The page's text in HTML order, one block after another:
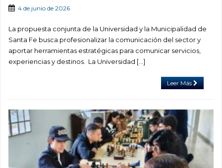
4 de junio de 2026
La propuesta conjunta de la Universidad y la Municipalidad de
Santa Fe busca profesionalizar la comunicación del sector y
aportar herramientas estratégicas para comunicar servicios,
experiencias y destinos. La Universidad […]
Leer Más